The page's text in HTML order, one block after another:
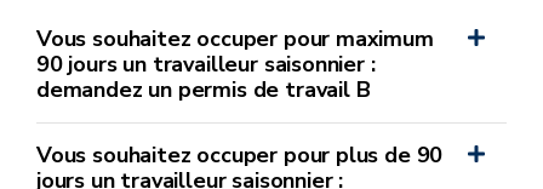
Vous souhaitez occuper pour maximum
90 jours un travailleur saisonnier :
demandez un permis de travail B
Vous souhaitez occuper pour plus de 90
jours un travailleur saisonnier :